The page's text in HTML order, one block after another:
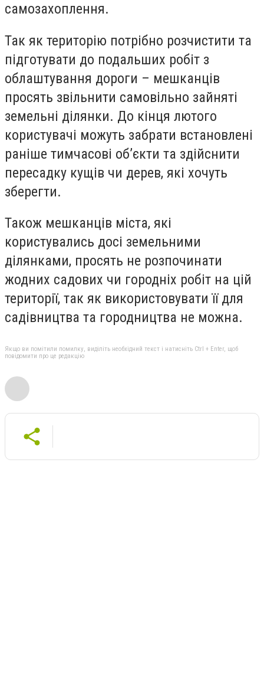
самозахоплення.
Так як територію потрібно розчистити та
підготувати до подальших робіт з
облаштування дороги – мешканців
просять звільнити самовільно зайняті
земельні ділянки. До кінця лютого
користувачі можуть забрати встановлені
раніше тимчасові об’єкти та здійснити
пересадку кущів чи дерев, які хочуть
зберегти.
Також мешканців міста, які
користувались досі земельними
ділянками, просять не розпочинати
жодних садових чи городніх робіт на цій
території, так як використовувати її для
садівництва та городництва не можна.
Якщо ви помітили помилку, виділіть необхідний текст і натисніть Ctrl + Enter, щоб
повідомити про це редакцію